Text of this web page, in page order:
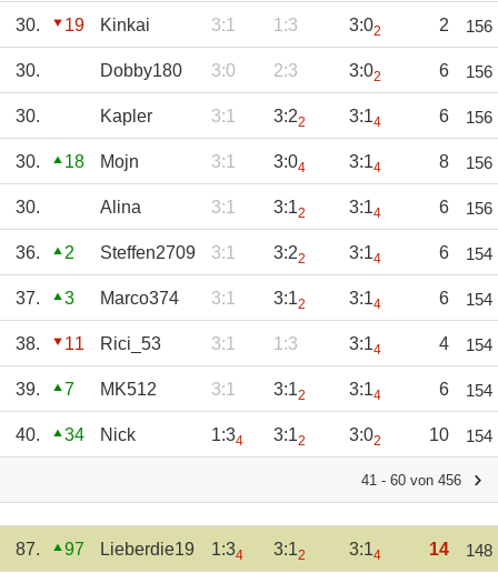
30. 19 Kinkai 3:1 1:3 3:02 2 156
30. Dobby180 3:0 2:3 3:02 6 156
30. Kapler 3:1 3:22 3:14 6 156
30. 18 Mojn 3:1 3:04 3:14 8 156
30. Alina 3:1 3:12 3:14 6 156
36. 2 Steffen2709 3:1 3:22 3:14 6 154
37. 3 Marco374 3:1 3:12 3:14 6 154
38. 11 Rici_53 3:1 1:3 3:14 4 154
39. 7 MK512 3:1 3:12 3:14 6 154
40. 34 Nick 1:34 3:12 3:02 10 154
41 - 60 von 456
87. 97 Lieberdie19 1:34 3:12 3:14 14 148